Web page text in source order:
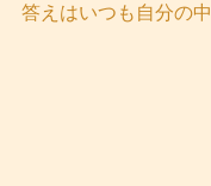
答えはいつも自分の中